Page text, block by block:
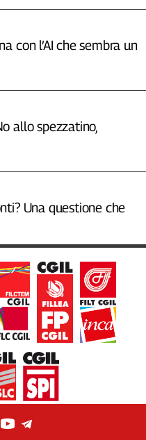
con l’AI che sembra un
allo spezzatino,
Una questione che